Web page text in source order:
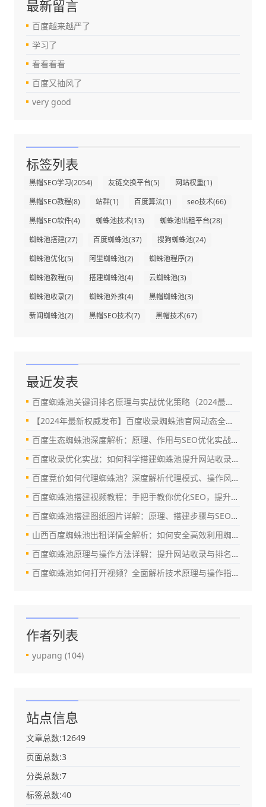
最新留言
百度越来越严了
学习了
看看看看
百度又抽风了
very good
标签列表
黑帽SEO学习(2054) 友链交换平台(5) 网站权重(1)
黑帽SEO教程(8) 站群(1) 百度算法(1) seo技术(66)
黑帽SEO软件(4) 蜘蛛池技术(13) 蜘蛛池出租平台(28)
蜘蛛池搭建(27) 百度蜘蛛池(37) 搜狗蜘蛛池(24)
蜘蛛池优化(5) 阿里蜘蛛池(2) 蜘蛛池程序(2)
蜘蛛池教程(6) 搭建蜘蛛池(4) 云蜘蛛池(3)
蜘蛛池收录(2) 蜘蛛池外推(4) 黑帽蜘蛛池(3)
新闻蜘蛛池(2) 黑帽SEO技术(7) 黑帽技术(67)
最近发表
百度蜘蛛池关键词排名原理与实战优化策略（2024最新指南）
【2024年最新权威发布】百度收录蜘蛛池官网动态全解析：真相、风险与替代方案
百度生态蜘蛛池深度解析：原理、作用与SEO优化实战指南
百度收录优化实战：如何科学搭建蜘蛛池提升网站收录效率（SEO深度指南）
百度竞价如何代理蜘蛛池？深度解析代理模式、操作风险与合规优化策略
百度蜘蛛池搭建视频教程：手把手教你优化SEO，提升百度收录与排名
百度蜘蛛池搭建图纸图片详解：原理、搭建步骤与SEO优化实战指南
山西百度蜘蛛池出租详情全解析：如何安全高效利用蜘蛛池提升网站权重？
百度蜘蛛池原理与操作方法详解：提升网站收录与排名的实战指南
百度蜘蛛池如何打开视频？全面解析技术原理与操作指南（2024最新版）
作者列表
yupang (104)
站点信息
文章总数:12649
页面总数:3
分类总数:7
标签总数:40